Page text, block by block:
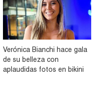
Verónica Bianchi hace gala
de su belleza con
aplaudidas fotos en bikini